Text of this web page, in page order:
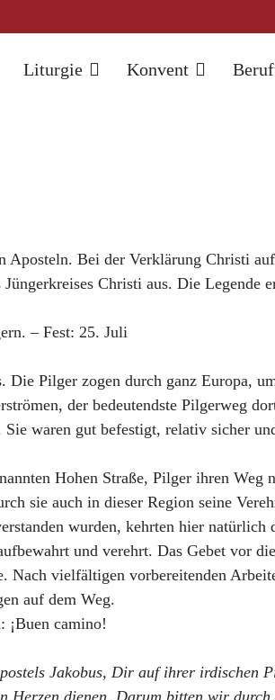
Liturgie Konvent
Aposteln. Bei der Verklärung Christi
Christi aus. Die Legende
– Fest: 25. Juli
Pilger zogen durch ganz Europa,
der bedeutendste Pilgerweg
waren gut befestigt, relativ sicher
Hohen Straße, Pilger ihren Weg
sie auch in dieser Region seine
wurden, kehrten hier natürlich
und verehrt. Das Gebet vor
Nach vielfältigen vorbereitenden
auf dem Weg.
¡Buen camino!
Jakobus, Dir auf ihrer irdischen
Herzen dienen. Darum bitten wir durch